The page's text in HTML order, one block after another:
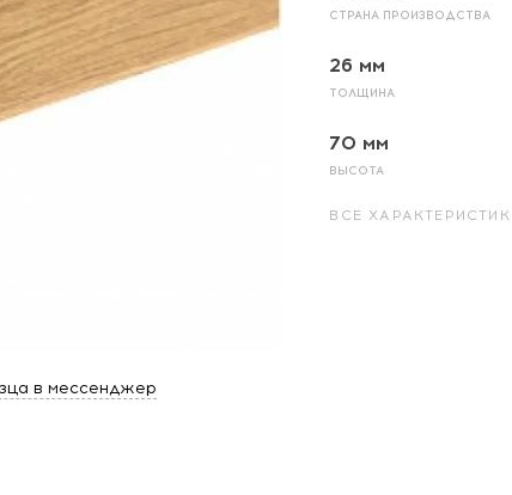
в мессенджер
СТРАНА ПРОИЗВОДСТВА
26 мм
ТОЛЩИНА
70 мм
ВЫСОТА
ВСЕ